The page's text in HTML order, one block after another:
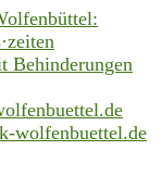
Behinderungen
wolfenbuettel.de